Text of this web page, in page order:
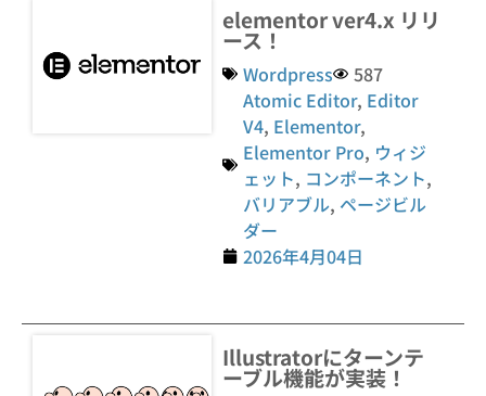
elementor ver4.x リリ
ース！
Wordpress
587
Atomic Editor, Editor
V4, Elementor,
Elementor Pro, ウィジ
ェット, コンポーネント,
バリアブル, ページビル
ダー
2026年4月04日
Illustratorにターンテ
ーブル機能が実装！